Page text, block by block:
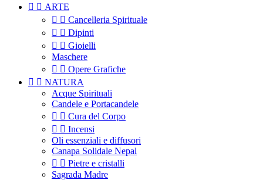
  ARTE
  Cancelleria Spirituale
  Dipinti
  Gioielli
Maschere
  Opere Grafiche
  NATURA
Acque Spirituali
Candele e Portacandele
  Cura del Corpo
  Incensi
Oli essenziali e diffusori
Canapa Solidale Nepal
  Pietre e cristalli
Sagrada Madre